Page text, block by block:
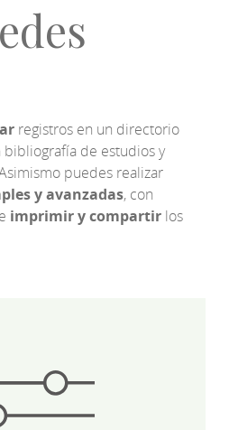
registros en un directorio
bibliografía de estudios y
puedes realizar
y avanzadas, con
imprimir y compartir los